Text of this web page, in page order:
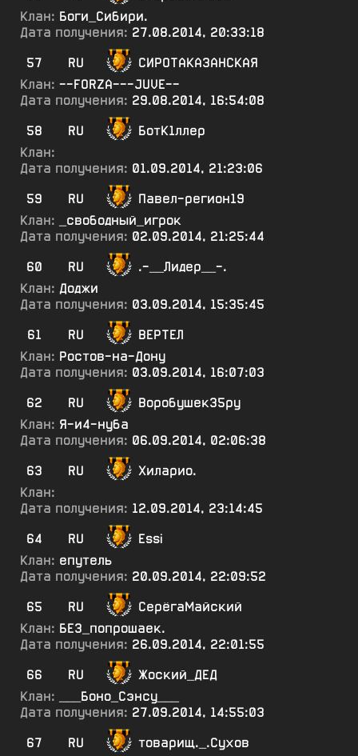
Клан: Боги_Сибири.
Дата получения: 27.08.2014, 20:33:18
57
RU
СИРОТАКАЗАНСКАЯ
Клан: --FORZA---JUVE--
Дата получения: 29.08.2014, 16:54:08
58
RU
БотК1ллер
Клан:
Дата получения: 01.09.2014, 21:23:06
59
RU
Павел-регион19
Клан:
_свободный_игрок
Дата получения: 02.09.2014, 21:25:44
60
RU
.-__Лидер__-.
Клан: Доджи
Дата получения: 03.09.2014, 15:35:45
61
RU
ВЕРТЕЛ
Клан: Ростов-на-Дону
Дата получения: 03.09.2014, 16:07:03
62
RU
Воробушек35ру
Клан: Я-и4-нуба
Дата получения: 06.09.2014, 02:06:38
63
RU
Хиларио.
Клан:
Дата получения: 12.09.2014, 23:14:45
64
RU
Essi
Клан: епутель
Дата получения: 20.09.2014, 22:09:52
65
RU
СерёгаМайский
Клан: БЕЗ_попрошаек.
Дата получения: 26.09.2014, 22:01:55
66
RU
Жоский_ДЕД
Клан:
___Боно_Сэнсу___
Дата получения: 27.09.2014, 14:55:03
67
RU товарищ._.Сухов